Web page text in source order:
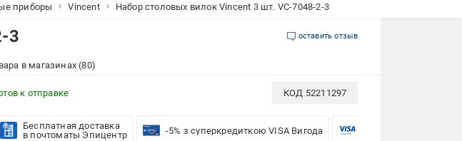
приборы Vincent Набор столовых вилок Vincent 3 шт. VC-7048-2-3
3 оставить отзыв
в магазинах (80)
к отправке КОД 52211297
Бесплатная доставка
в почтоматы Эпицентр
-5% з суперкредиткою VISA Вигода